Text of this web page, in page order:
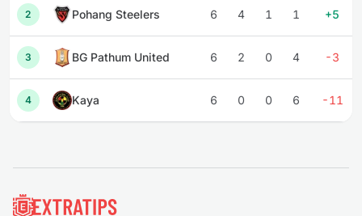
2 Pohang Steelers 6 4 1 1 +5
3 BG Pathum United 6 2 0 4 -3
4 Kaya 6 0 0 6 -11